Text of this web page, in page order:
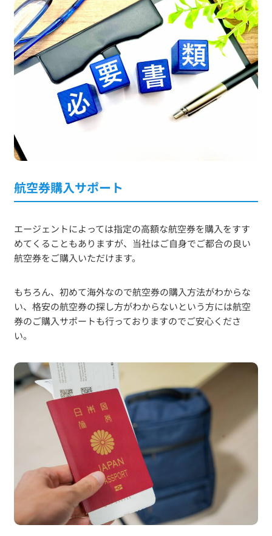
航空券購入サポート
エージェントによっては指定の高額な航空券を購入をすす
めてくることもありますが、当社はご自身でご都合の良い
航空券をご購入いただけます。
もちろん、初めて海外なので航空券の購入方法がわからな
い、格安の航空券の探し方がわからないという方には航空
券のご購入サポートも行っておりますのでご安心くださ
い。